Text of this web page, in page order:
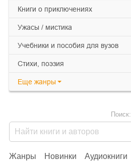
книги о приключениях
ужасы / мистика
учебники и пособия для вузов
cтихи, поэзия
Еще жанры
Жанры Новинки Аудиокниги
Поиск: